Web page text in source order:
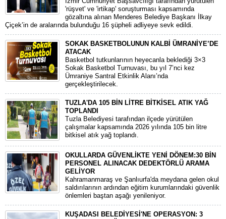
'rüşvet' ve 'irtikap' soruşturması kapsamında
gözaltına alınan Menderes Belediye Başkanı İlkay
Çiçek’in de aralarında bulunduğu 16 şüpheli adliyeye sevk edildi.
SOKAK BASKETBOLUNUN KALBİ ÜMRANİYE’DE
ATACAK
Basketbol tutkunlarının heyecanla beklediği 3×3
Sokak Basketbol Turnuvası, bu yıl 7’nci kez
Ümraniye Santral Etkinlik Alanı’nda
gerçekleştirilecek.
TUZLA'DA 105 BİN LİTRE BİTKİSEL ATIK YAĞ
TOPLANDI
Tuzla Belediyesi tarafından ilçede yürütülen
çalışmalar kapsamında 2026 yılında 105 bin litre
bitkisel atık yağ toplandı.
OKULLARDA GÜVENLİKTE YENİ DÖNEM:30 BİN
PERSONEL ALINACAK DEDEKTÖRLÜ ARAMA
GELİYOR
​Kahramanmaraş ve Şanlıurfa'da meydana gelen okul
saldırılarının ardından eğitim kurumlarındaki güvenlik
önlemleri baştan aşağı yenileniyor.
KUŞADASI BELEDİYESİ'NE OPERASYON: 3